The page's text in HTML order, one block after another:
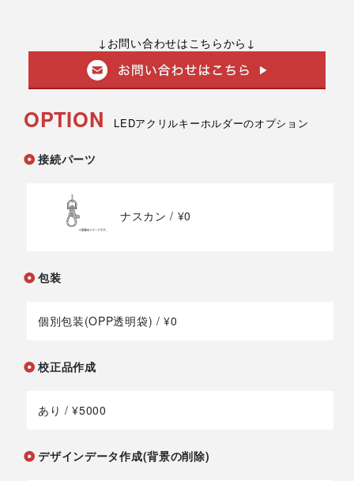
↓お問い合わせはこちらから↓
OPTION LEDアクリルキーホルダーのオプション
接続パーツ
ナスカン / ¥0
包装
個別包装(OPP透明袋) / ¥0
校正品作成
あり / ¥5000
デザインデータ作成(背景の削除)